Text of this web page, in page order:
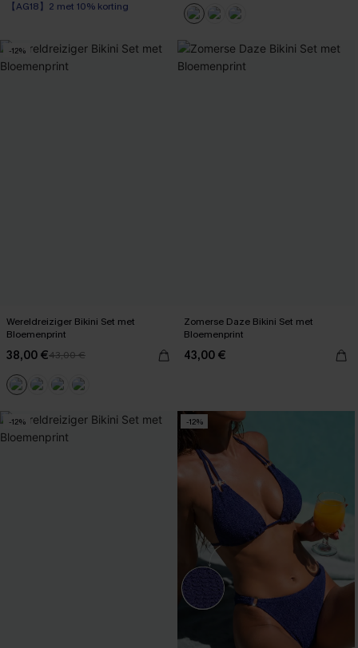
Boho
-12%
Wereldreiziger Bikini Set met
Bloemenprint
38,00 €43,00 €
Zomerse Daze Bikini Set met
Bloemenprint
43,00 €
-12% -12%